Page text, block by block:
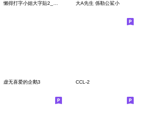
懶得打字小姐大字貼2_滿滿的實用貼圖 大A先生 係勒公鯊小
虚无喜爱的企鹅3 CCL-2